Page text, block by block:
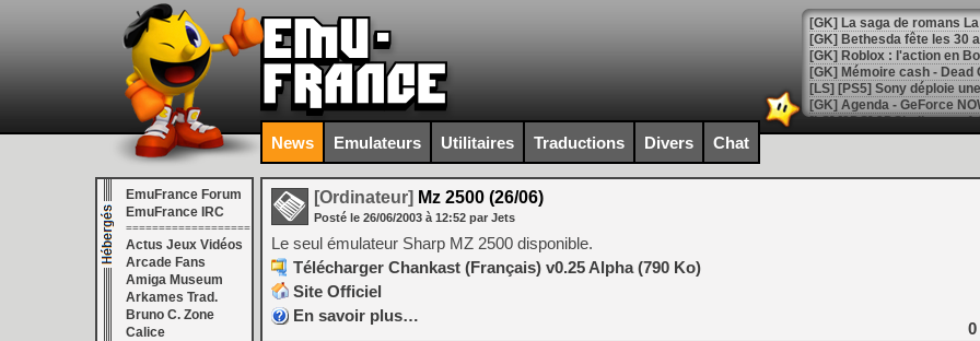
[GK] Bethesda fête les 30
[GK] Roblox : l'action en
[GK] Agenda - GeForce
[GK] Devolver Digital en a
[LS] [PS5] ps5-y2jb-
[GK] Pourquoi Marvel
[GK] Test : Restory : Chill
[GK] GTA 6 : Rockstar
[GK] Hot Wheels Infinite
[GK] Mémoire cash -
[GK] Résultats Nintendo :
[GK] Déjà des
News Emulateurs Utilitaires Traductions Divers Chat
EmuFrance Forum
EmuFrance IRC
===================
Actus Jeux Vidéos
Arcade Fans
Amiga Museum
Arkames Trad.
Bruno C. Zone
Calice
[Ordinateur] Mz 2500 (26/06)
Posté le 26/06/2003 à 12:52 par Jets
Le seul émulateur Sharp MZ 2500 disponible.
Télécharger Chankast (Français) v0.25 Alpha (790 Ko)
Site Officiel
En savoir plus…
0